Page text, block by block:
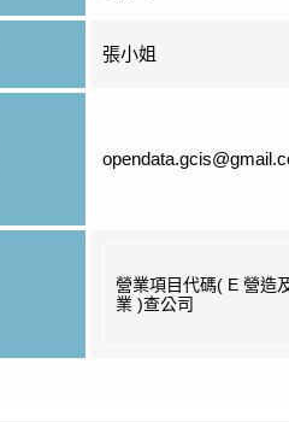
張小姐
營業項目代碼( E 營造
業 )查公司